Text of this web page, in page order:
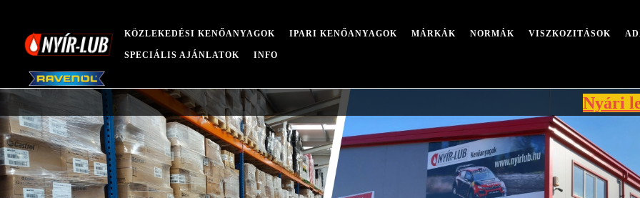
KÖZLEKEDÉSI KENŐANYAGOK IPARI KENŐANYAGOK MÁRKÁK NORMÁK VISZKOZITÁSOK
SPECIÁLIS AJÁNLATOK INFO
Nyári leállás